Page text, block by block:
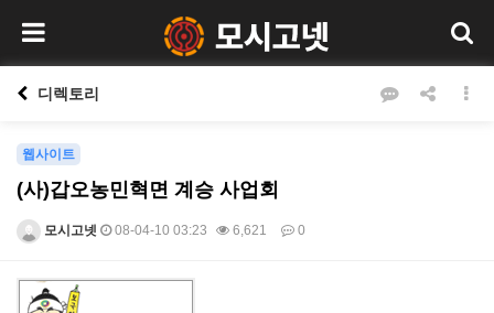
디렉토리
웹사이트
(사)갑오농민혁면 계승 사업회
모시고넷 08-04-10 03:23 6,621 0
본문